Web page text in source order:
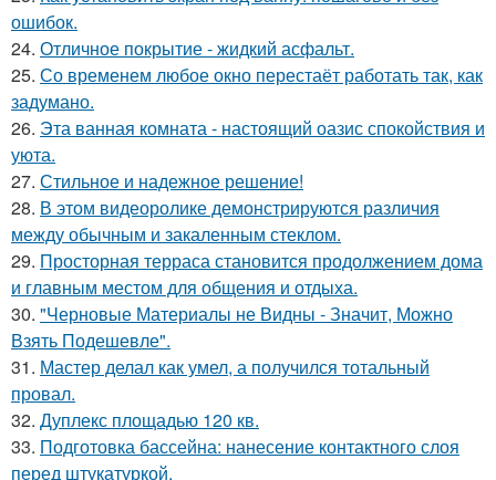
ошибок.
24. Отличное покрытие - жидкий асфальт.
25. Со временем любое окно перестаёт работать так, как
задумано.
26. Эта ванная комната - настоящий оазис спокойствия и
уюта.
27. Стильное и надежное решение!
28. В этом видеоролике демонстрируются различия
между обычным и закаленным стеклом.
29. Просторная терраса становится продолжением дома
и главным местом для общения и отдыха.
30. "Черновые Материалы не Видны - Значит, Можно
Взять Подешевле".
31. Мастер делал как умел, а получился тотальный
провал.
32. Дуплекс площадью 120 кв.
33. Подготовка бассейна: нанесение контактного слоя
перед штукатуркой.